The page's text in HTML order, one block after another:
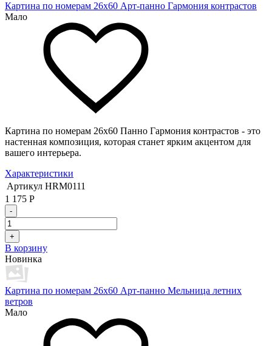
Картина по номерам 26х60 Арт-панно Гармония контрастов
Мало
Картина по номерам 26х60 Панно Гармония контрастов - это
настенная композиция, которая станет ярким акцентом для
вашего интерьера.
Характеристики
Артикул HRM0111
1 175 Р
-
+
В корзину
Новинка
Картина по номерам 26х60 Арт-панно Мельница летних
ветров
Мало